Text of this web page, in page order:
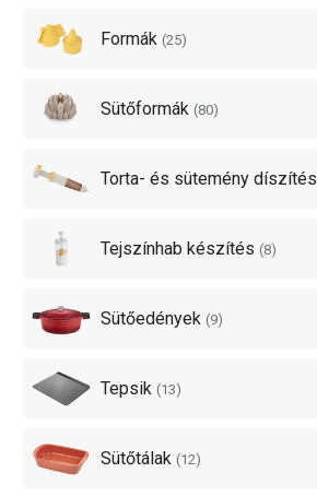
Formák (25)
Sütőformák (80)
Torta- és sütemény díszítés
Tejszínhab készítés (8)
Sütőedények (9)
Tepsik (13)
Sütőtálak (12)